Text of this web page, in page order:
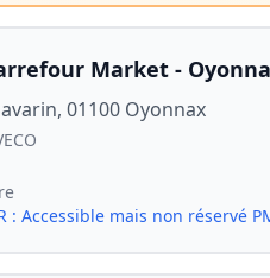
Market -
01100 Oyonnax
: Accessible mais non réservé